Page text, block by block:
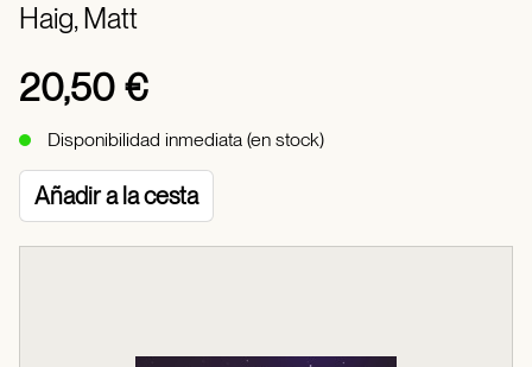
Haig, Matt
20,50 €
Disponibilidad inmediata (en stock)
Añadir a la cesta